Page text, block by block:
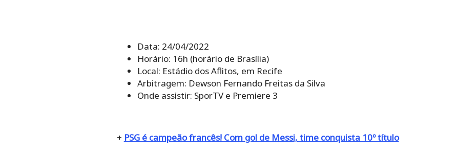
Data: 24/04/2022
Horário: 16h (horário de Brasília)
Local: Estádio dos Aflitos, em Recife
Arbitragem: Dewson Fernando Freitas da Silva
Onde assistir: SporTV e Premiere 3
+ PSG é campeão francês! Com gol de Messi, time conquista 10º título